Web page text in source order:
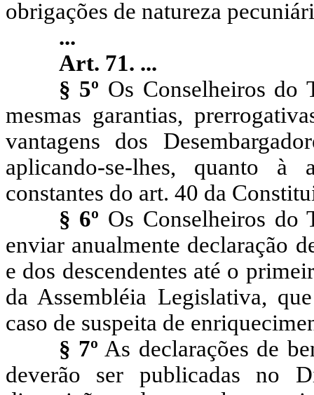
obrigações de natureza
...
Art. 71. ...
§ 5º Os Conselheiros do
mesmas garantias,
vantagens dos
aplicando-se-lhes, quanto à
constantes do art. 40 da
§ 6º Os Conselheiros do
enviar anualmente declaração
e dos descendentes até o
da Assembléia Legislativa,
caso de suspeita de
§ 7º As declarações de
deverão ser publicadas no